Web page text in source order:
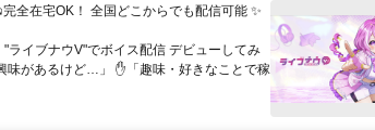
全在宅OK！ 全国どこからでも配信可能 ✨
ライブナウV"でボイス配信 デビューしてみ
味があるけど…」 ✋「趣味・好きなことで稼